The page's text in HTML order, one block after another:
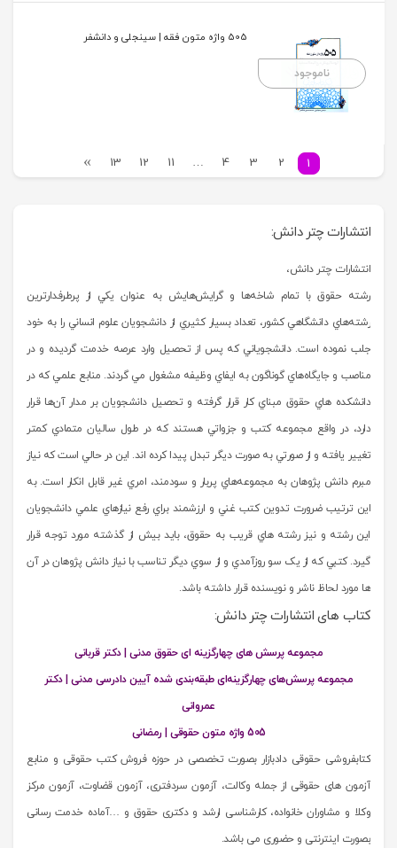
ناموجود
505 واژه متون فقه | سینجلی و دانشفر
1
2
3
4
…
11
12
13
انتشارات چتر دانش:
انتشارات چتر دانش،
رشته حقوق با تمام شاخه‌ها و گرايش‌هايش به عنوان يکي از پرطرفدارترين
رشته‌هاي دانشگاهي کشور، تعداد بسيار کثيري از دانشجويان علوم انساني را به خود
جلب نموده است. دانشجوياني که پس از تحصيل وارد عرصه خدمت گرديده و در
مناصب و جايگاه‌هاي گوناگون به ايفاي وظيفه مشغول مي گردند. منابع علمي که در
دانشکده هاي حقوق مبناي کار قرار گرفته و تحصيل دانشجويان بر مدار آن‌ها قرار
دارد، در واقع مجموعه کتب و جزواتي هستند که در طول ساليان متمادي کمتر
تغيير يافته و از صورتي به صورت ديگر تبدل پيدا کرده اند. اين در حالي است که نياز
مبرم دانش پژوهان به مجموعه‌هاي پربار و سودمند، امري غير قابل انکار است. به
اين ترتيب ضرورت تدوين کتب غني و ارزشمند براي رفع نيازهاي علمي دانشجويان
اين رشته و نيز رشته هاي قريب به حقوق، بايد بيش از گذشته مورد توجه قرار
گيرد. کتبي که از يک سو روزآمدي و از سوي ديگر تناسب با نياز دانش پژوهان در آن
ها مورد لحاظ ناشر و نويسنده قرار داشته باشد.
کتاب های انتشارات چتر دانش:
مجموعه پرسش های چهارگزینه ای حقوق مدنی | دکتر قربانی
مجموعه پرسش‌های چهارگزینه‌ای طبقه‌بندی شده آیین دادرسی مدنی | دکتر
عمروانی
505 واژه متون حقوقی | رمضانی
کتابفروشی حقوقی دادبازار بصورت تخصصی در حوزه فروش کتب حقوقی و منابع
آزمون های حقوقی از جمله وکالت، آزمون سردفتری، آزمون قضاوت، آزمون مرکز
وکلا و مشاوران خانواده، کارشناسی ارشد و دکتری حقوق و …آماده خدمت رسانی
بصورت اینترنتی و حضوری می باشد.